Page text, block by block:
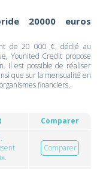
20000 euros
de 20 000 €, dédié au
Younited Credit propose
Il est possible de réaliser
que sur la mensualité en
financiers.
Comparer
Comparer